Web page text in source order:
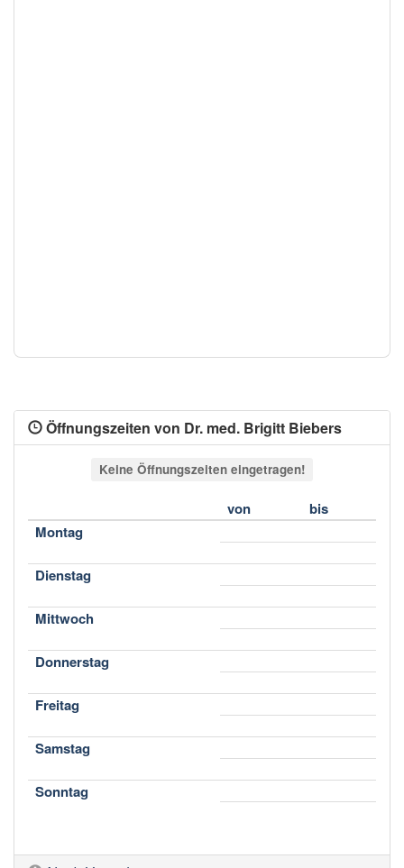
Öffnungszeiten von Dr. med. Brigitt Biebers
Keine Öffnungszeiten eingetragen!
von
bis
Montag
Dienstag
Mittwoch
Donnerstag
Freitag
Samstag
Sonntag